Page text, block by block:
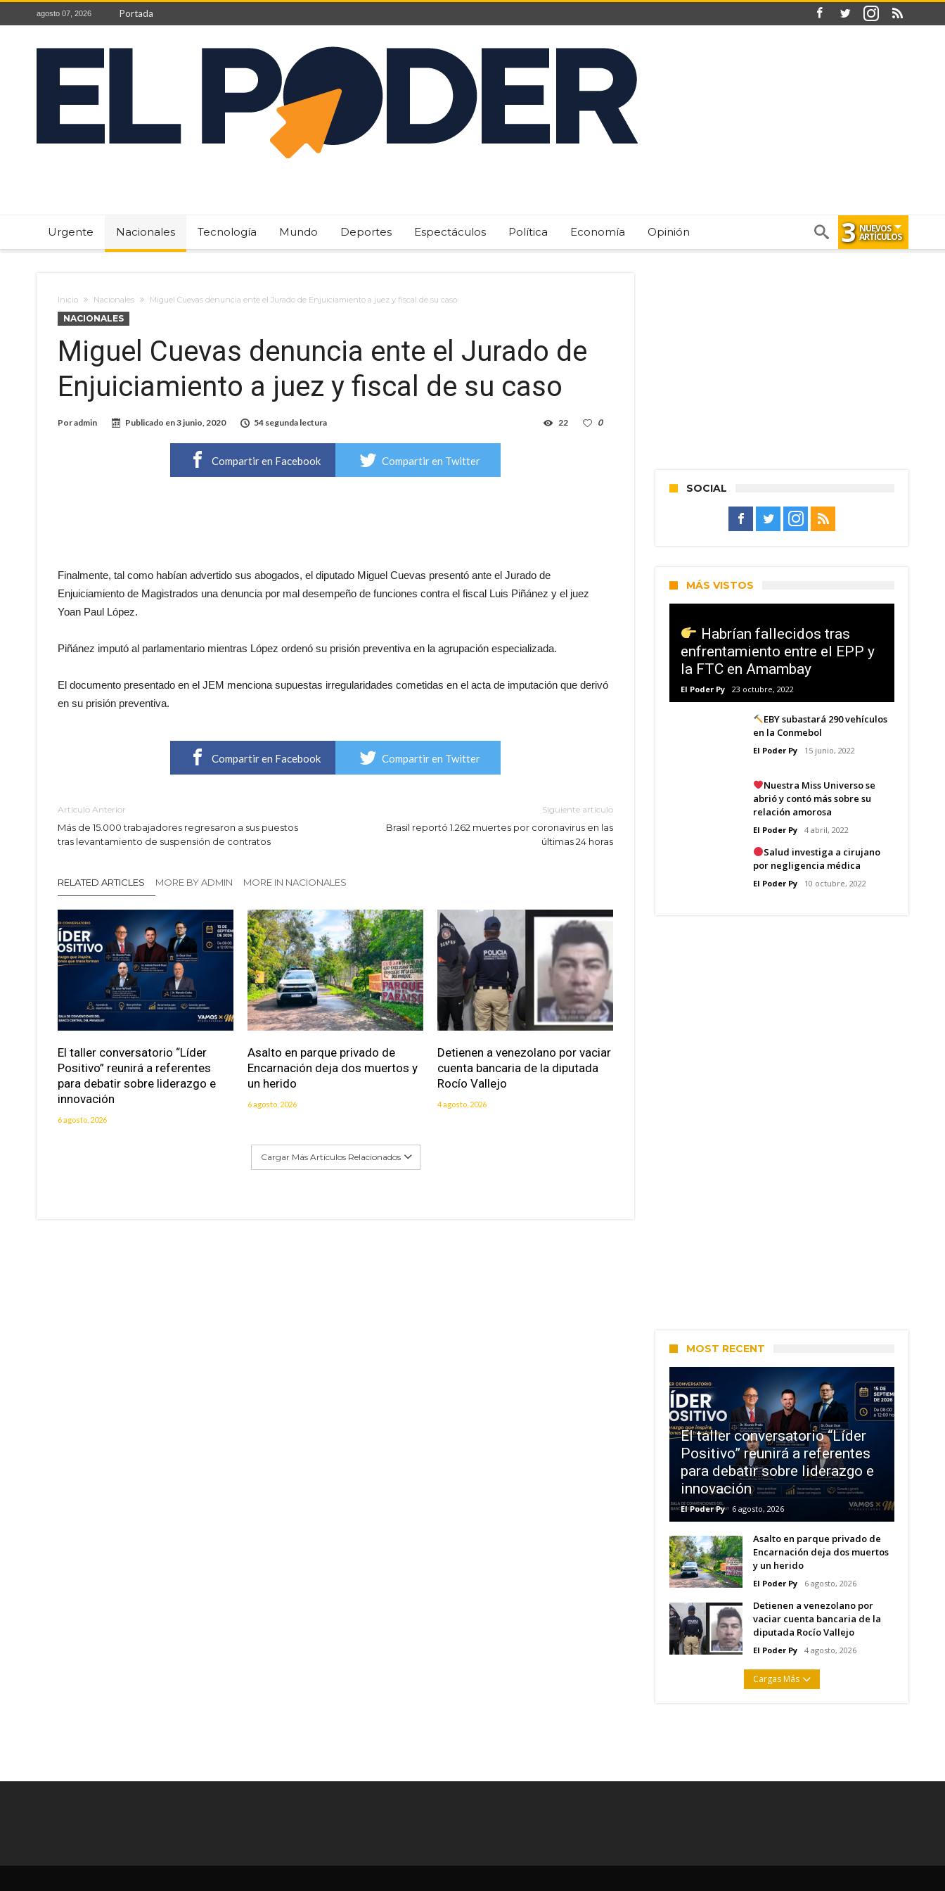
agosto 07, 2026 Portada
Urgente Nacionales Tecnología Mundo Deportes Espectáculos Política Economía Opinión 3 NUEVOS
ARTÍCULOS
Inicio Nacionales Miguel Cuevas denuncia ente el Jurado de Enjuiciamiento a juez y fiscal de su caso
NACIONALES
Miguel Cuevas denuncia ente el Jurado de
Enjuiciamiento a juez y fiscal de su caso
Poradmin Publicado en3 junio, 2020 54 segunda lectura 0
22
Compartir en Facebook Compartir en Twitter
Finalmente, tal como habían advertido sus abogados, el diputado Miguel Cuevas presentó ante el Jurado de
Enjuiciamiento de Magistrados una denuncia por mal desempeño de funciones contra el fiscal Luis Piñánez y el juez
Yoan Paul López.
Piñánez imputó al parlamentario mientras López ordenó su prisión preventiva en la agrupación especializada.
El documento presentado en el JEM menciona supuestas irregularidades cometidas en el acta de imputación que derivó
en su prisión preventiva.
Compartir en Facebook Compartir en Twitter
Artículo Anterior
Más de 15.000 trabajadores regresaron a sus puestos
tras levantamiento de suspensión de contratos
Siguiente artículo
Brasil reportó 1.262 muertes por coronavirus en las
últimas 24 horas
RELATED ARTICLES MORE BY ADMIN MORE IN NACIONALES
El taller conversatorio “Líder
Positivo” reunirá a referentes
para debatir sobre liderazgo e
innovación
6 agosto, 2026
Asalto en parque privado de
Encarnación deja dos muertos y
un herido
6 agosto, 2026
Detienen a venezolano por vaciar
cuenta bancaria de la diputada
Rocío Vallejo
4 agosto, 2026
Cargar Más Artículos Relacionados
SOCIAL
MÁS VISTOS
Habrían fallecidos tras
enfrentamiento entre el EPP y
la FTC en Amambay
El Poder Py 23 octubre, 2022
EBY subastará 290 vehículos
en la Conmebol
El Poder Py 15 junio, 2022
Nuestra Miss Universo se
abrió y contó más sobre su
relación amorosa
El Poder Py 4 abril, 2022
Salud investiga a cirujano
por negligencia médica
El Poder Py 10 octubre, 2022
MOST RECENT
El taller conversatorio “Líder
Positivo” reunirá a referentes
para debatir sobre liderazgo e
innovación
El Poder Py 6 agosto, 2026
Asalto en parque privado de
Encarnación deja dos muertos
y un herido
El Poder Py 6 agosto, 2026
Detienen a venezolano por
vaciar cuenta bancaria de la
diputada Rocío Vallejo
El Poder Py 4 agosto, 2026
Cargas Más